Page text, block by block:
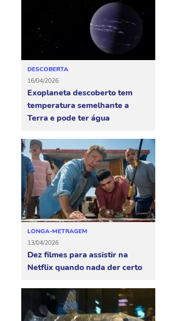
DESCOBERTA
16/04/2026
Exoplaneta descoberto tem
temperatura semelhante a
Terra e pode ter água
LONGA-METRAGEM
13/04/2026
Dez filmes para assistir na
Netflix quando nada der certo